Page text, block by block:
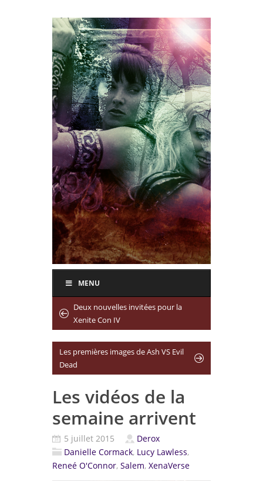
MENU
Deux nouvelles invitées pour la
Xenite Con IV
Les premières images de Ash VS Evil
Dead
Les vidéos de la
semaine arrivent
5 juillet 2015
Derox
Danielle Cormack, Lucy Lawless,
Reneé O'Connor, Salem, XenaVerse